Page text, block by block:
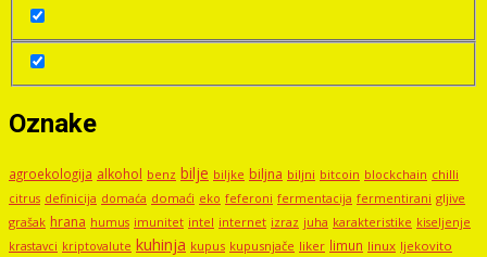
Oznake
agroekologija alkohol benz bilje biljke biljna biljni bitcoin blockchain chilli
citrus definicija domaća domaći eko feferoni fermentacija fermentirani gljive
grašak hrana humus imunitet intel internet izraz juha karakteristike kiseljenje
krastavci kriptovalute kuhinja kupus kupusnjače liker limun linux ljekovito